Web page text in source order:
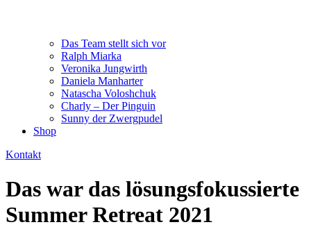
Das Team stellt sich vor
Ralph Miarka
Veronika Jungwirth
Daniela Manharter
Natascha Voloshchuk
Charly – Der Pinguin
Sunny der Zwergpudel
Shop
Kontakt
Das war das lösungsfokussierte
Summer Retreat 2021